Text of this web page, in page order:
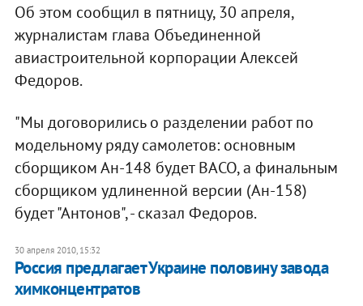
Об этом сообщил в пятницу, 30 апреля,
журналистам глава Объединенной
авиастроительной корпорации Алексей
Федоров.
"Мы договорились о разделении работ по
модельному ряду самолетов: основным
сборщиком Ан-148 будет ВАСО, а финальным
сборщиком удлиненной версии (Ан-158)
будет "Антонов", - сказал Федоров.
30 апреля 2010, 15:32
Россия предлагает Украине половину завода
химконцентратов